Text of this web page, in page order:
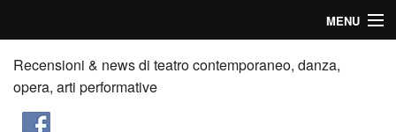
MENU
Home
Recensioni
Recensioni & news di teatro contemporaneo, danza,
opera, arti performative